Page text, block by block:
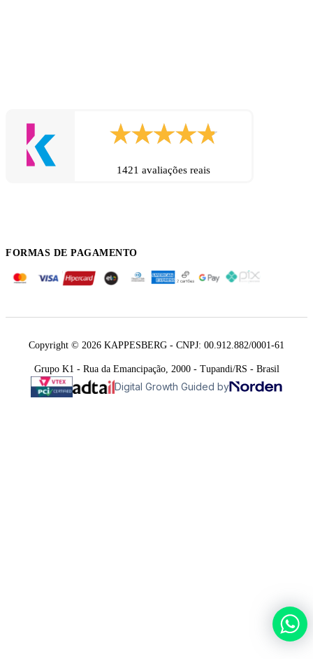
1421 avaliações reais
FORMAS DE PAGAMENTO
Copyright © 2026 KAPPESBERG - CNPJ: 00.912.882/0001-61
Grupo K1 - Rua da Emancipação, 2000 - Tupandi/RS - Brasil
Digital Growth Guided by